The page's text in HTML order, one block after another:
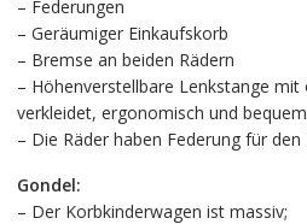
– Federungen
– Geräumiger Einkaufskorb
– Bremse an beiden Rädern
– Höhenverstellbare Lenkstange
verkleidet, ergonomisch und bequem
– Die Räder haben Federung für
Gondel:
– Der Korbkinderwagen ist massiv;